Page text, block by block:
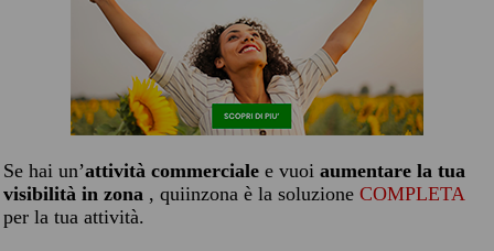
Se hai un’attività commerciale e vuoi aumentare la tua
visibilità in zona , quiinzona è la soluzione COMPLETA
per la tua attività.